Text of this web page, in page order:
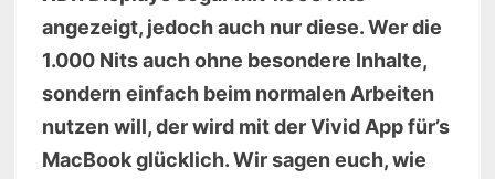
angezeigt, jedoch auch nur diese. Wer die
1.000 Nits auch ohne besondere Inhalte,
sondern einfach beim normalen Arbeiten
nutzen will, der wird mit der Vivid App für’s
MacBook glücklich. Wir sagen euch, wie